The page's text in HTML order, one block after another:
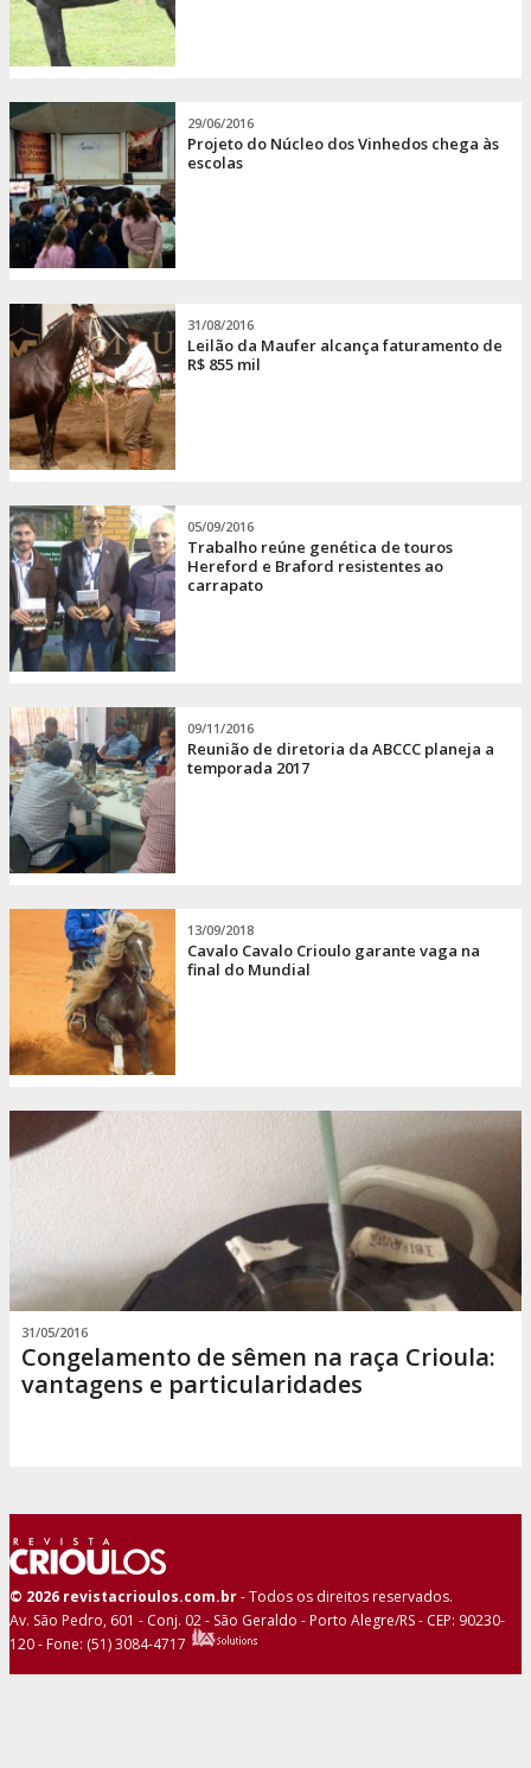
29/06/2016
Projeto do Núcleo dos Vinhedos chega às
escolas
31/08/2016
Leilão da Maufer alcança faturamento de
R$ 855 mil
05/09/2016
Trabalho reúne genética de touros
Hereford e Braford resistentes ao
carrapato
09/11/2016
Reunião de diretoria da ABCCC planeja a
temporada 2017
13/09/2018
Cavalo Cavalo Crioulo garante vaga na
final do Mundial
31/05/2016
Congelamento de sêmen na raça Crioula:
vantagens e particularidades
© 2026 revistacrioulos.com.br- Todos os direitos reservados.
Av. São Pedro, 601 - Conj. 02 - São Geraldo - Porto Alegre/RS - CEP: 90230-
120 - Fone: (51) 3084-4717